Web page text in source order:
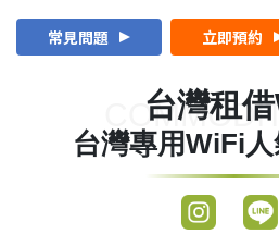
常見問題 立即預約
台灣租
台灣專用WiFi